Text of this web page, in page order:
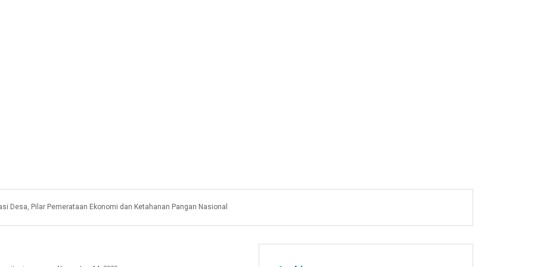
Desa, Pilar Pemerataan Ekonomi dan Ketahanan Pangan Nasional